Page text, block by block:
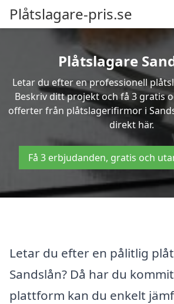
Plåtslagare-pris.se
Plåtslagare
Letar du efter en professionell
Beskriv ditt projekt och få 3 gratis
offerter från plåtslagerifirmor i
direkt här.
Få 3 erbjudanden, gratis och
Letar du efter en pålitlig
Sandslån? Då har du
plattform kan du enkelt